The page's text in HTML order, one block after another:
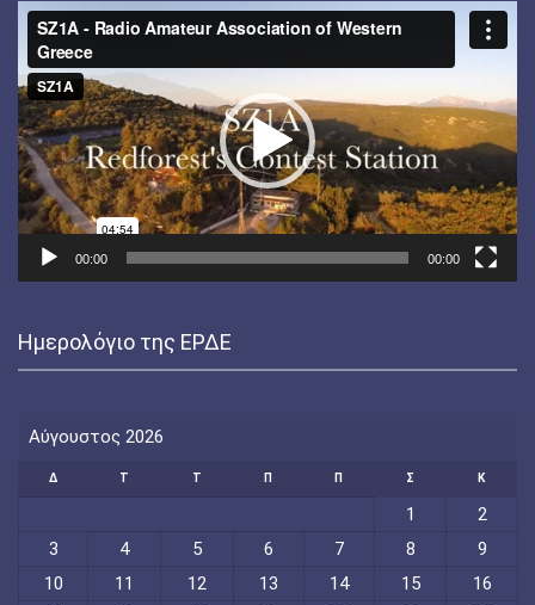
Πρόγραμμα
Αναπαραγωγής
Βίντεο
00:00 00:00
Ημερολόγιο της ΕΡΔΕ
Αύγουστος 2026
Δ Τ Τ Π Π Σ Κ
1
2
3
4 5 6 7 8
9
10
11 12 13 14 15
16